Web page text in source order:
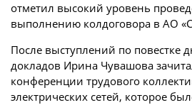
отметил высокий уровень
выполнению колдоговора в АО
После выступлений по повестке
докладов Ирина Чувашова
конференции трудового
электрических сетей, которое